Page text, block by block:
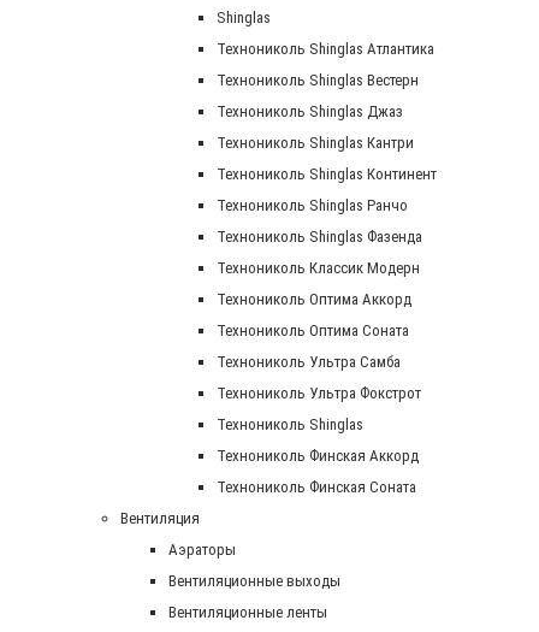
Shinglas
Технониколь Shinglas Атлантика
Технониколь Shinglas Вестерн
Технониколь Shinglas Джаз
Технониколь Shinglas Кантри
Технониколь Shinglas Континент
Технониколь Shinglas Ранчо
Технониколь Shinglas Фазенда
Технониколь Классик Модерн
Технониколь Оптима Аккорд
Технониколь Оптима Соната
Технониколь Ультра Самба
Технониколь Ультра Фокстрот
Технониколь Shinglas
Технониколь Финская Аккорд
Технониколь Финская Соната
Вентиляция
Аэраторы
Вентиляционные выходы
Вентиляционные ленты